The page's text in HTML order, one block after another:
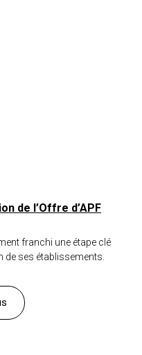
de l’Offre d’APF
franchi une étape clé
de ses établissements.